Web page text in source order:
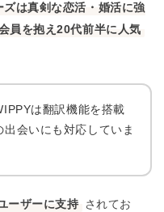
ズは真剣な恋活・婚活に強
員を抱え20代前半に人気
は翻訳機能を搭載
出会いにも対応していま
ーザーに支持 されてお